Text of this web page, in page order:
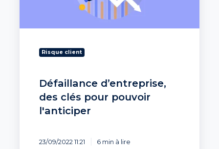
Risque client
Défaillance d’entreprise,
des clés pour pouvoir
l'anticiper
23/09/2022 11:21 6 min à lire